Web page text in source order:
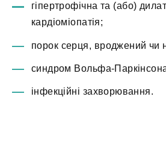
гіпертрофічна та (або)
кардіоміопатія;
порок серця, вроджений чи
синдром Вольфа-
інфекційні захворювання.